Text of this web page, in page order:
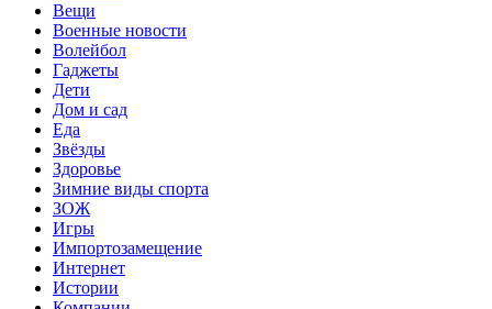
Вещи
Военные новости
Волейбол
Гаджеты
Дети
Дом и сад
Еда
Звёзды
Здоровье
Зимние виды спорта
ЗОЖ
Игры
Импортозамещение
Интернет
Истории